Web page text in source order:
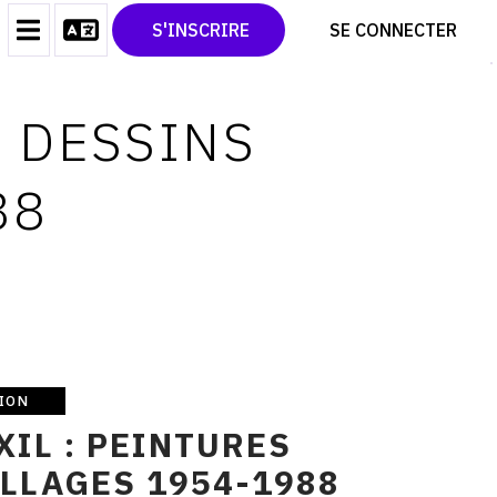
S'INSCRIRE SE CONNECTER
CONTACT
CGU
TWITTER
PINTEREST
: PEINTURES
1954-1988